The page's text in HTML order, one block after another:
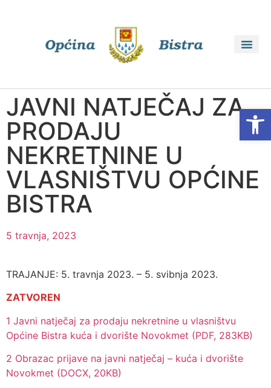
JAVNI NATJEČAJ ZA
PRODAJU
NEKRETNINE U
VLASNIŠTVU OPĆINE
BISTRA
5 travnja, 2023
TRAJANJE: 5. travnja 2023. – 5. svibnja 2023.
ZATVOREN
1 Javni natječaj za prodaju nekretnine u vlasništvu
Općine Bistra kuća i dvorište Novokmet (PDF, 283KB)
2 Obrazac prijave na javni natječaj – kuća i dvorište
Novokmet (DOCX, 20KB)